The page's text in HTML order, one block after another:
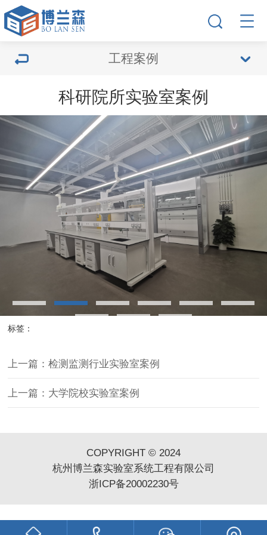
工程案例
科研院所实验室案例
标签：
上一篇：检测监测行业实验室案例
上一篇：大学院校实验室案例
COPYRIGHT © 2024
杭州博兰森实验室系统工程有限公司
浙ICP备20002230号